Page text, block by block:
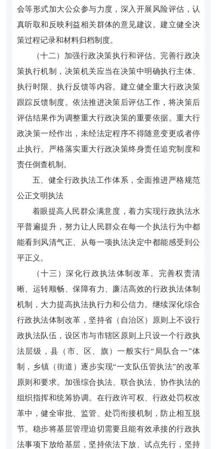
会等形式加大公众参与力度，深入开展风险评估，认
真听取和反映利益相关群体的意见建议。建立健全决
策过程记录和材料归档制度。
（十二）加强行政决策执行和评估。完善行政决
策执行机制，决策机关应当在决策中明确执行主体、
执行时限、执行反馈等内容。建立健全重大行政决策
跟踪反馈制度。依法推进决策后评估工作，将决策后
评估结果作为调整重大行政决策的重要依据。重大行
政决策一经作出，未经法定程序不得随意变更或者停
止执行。严格落实重大行政决策终身责任追究制度和
责任倒查机制。
五、健全行政执法工作体系，全面推进严格规范
公正文明执法
着眼提高人民群众满意度，着力实现行政执法水
平普遍提升，努力让人民群众在每一个执法行为中都
能看到风清气正、从每一项执法决定中都能感受到公
平正义。
（十三）深化行政执法体制改革。完善权责清
晰、运转顺畅、保障有力、廉洁高效的行政执法体制
机制，大力提高执法执行力和公信力。继续深化综合
行政执法体制改革，坚持省（自治区）原则上不设行
政执法队伍，设区市与市辖区原则上只设一个行政执
法层级，县（市、区、旗）一般实行“局队合一”体
制，乡镇（街道）逐步实现“一支队伍管执法”的改革
原则和要求。加强综合执法、联合执法、协作执法的
组织指挥和统筹协调。在行政许可权、行政处罚权改
革中，健全审批、监管、处罚衔接机制，防止相互脱
节。稳步将基层管理迫切需要且能有效承接的行政执
法事项下放给基层，坚持依法下放、试点先行，坚持